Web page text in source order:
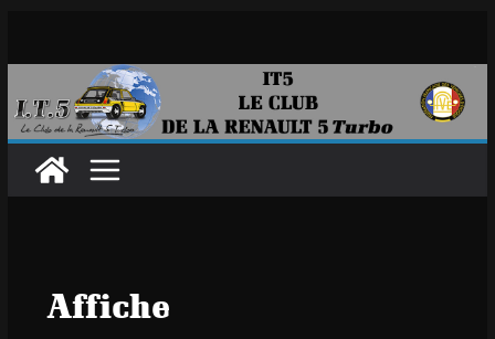
Affiche